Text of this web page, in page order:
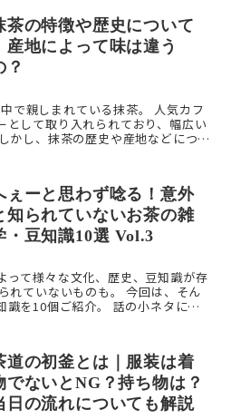
茶の特徴や歴史について
｜産地によって味は違う
？
で親しまれている抹茶。 人気カフ
として取り入れられており、幅広い
かし、抹茶の歴史や産地などについ
ぇーと思わず唸る！意外
知られていないお茶の雑
・豆知識10選 Vol.3
って様々な文化、歴史、豆知識が存
れていないものも。 今回は、そん
識を10個ご紹介。 話の小ネタにト
道の初釜とは｜服装は着
でないとNG？持ち物は？
日の流れについても解説